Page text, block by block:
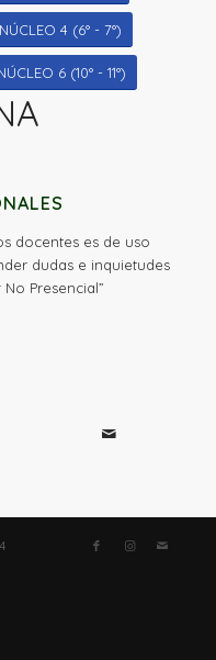
NÚCLEO 4 (6° - 7°)
6 (10° - 11°)
docentes es de uso
dudas e inquietudes
Presencial”